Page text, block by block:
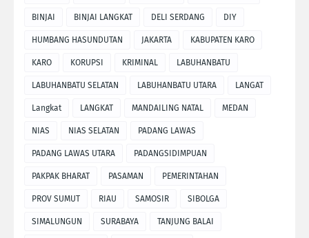
BINJAI BINJAI LANGKAT DELI SERDANG DIY
HUMBANG HASUNDUTAN JAKARTA KABUPATEN KARO
KARO KORUPSI KRIMINAL LABUHANBATU
LABUHANBATU SELATAN LABUHANBATU UTARA LANGAT
Langkat LANGKAT MANDAILING NATAL MEDAN
NIAS NIAS SELATAN PADANG LAWAS
PADANG LAWAS UTARA PADANGSIDIMPUAN
PAKPAK BHARAT PASAMAN PEMERINTAHAN
PROV SUMUT RIAU SAMOSIR SIBOLGA
SIMALUNGUN SURABAYA TANJUNG BALAI